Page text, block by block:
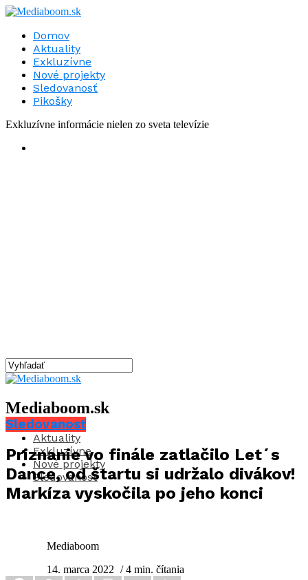
Domov
Aktuality
Exkluzívne
Nové projekty
Sledovanosť
Pikošky
Exkluzívne informácie nielen zo sveta televízie
Mediaboom.sk
Aktuality
Exkluzívne
Nové projekty
Sledovanosť
Sledovanosť
Priznanie vo finále zatlačilo Let´s
Dance, od štartu si udržalo divákov!
Markíza vyskočila po jeho konci
Mediaboom
14. marca 2022 / 4 min. čítania